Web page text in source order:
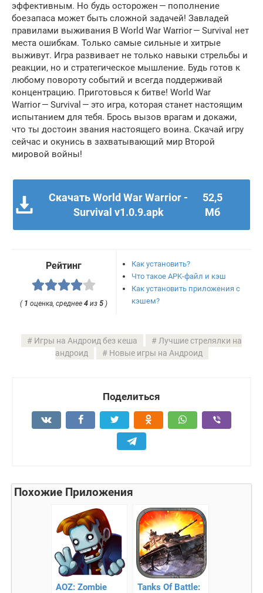
эффективным. Но будь осторожен — пополнение
боезапаса может быть сложной задачей! Завладей
правилами выживания В World War Warrior — Survival нет
места ошибкам. Только самые сильные и хитрые
выживут. Игра развивает не только навыки стрельбы и
реакции, но и стратегическое мышление. Будь готов к
любому повороту событий и всегда поддерживай
концентрацию. Приготовься к битве! World War
Warrior — Survival — это игра, которая станет настоящим
испытанием для тебя. Брось вызов врагам и докажи,
что ты достоин звания настоящего воина. Скачай игру
сейчас и окунись в захватывающий мир Второй
мировой войны!
Скачать World War Warrior -
Survival v1.0.9.apk
52,5
Мб
Рейтинг
( 1 оценка, среднее4 из5 )
Как установить?
Что такое APK-файл и кэш
Как установить приложения с
кэшем?
Игры на Андроид без кеша
Лучшие стрелялки на
андроид
Новые игры на Андроид
Поделиться
Похожие Приложения
AOZ: Zombie
Tanks Of Battle: